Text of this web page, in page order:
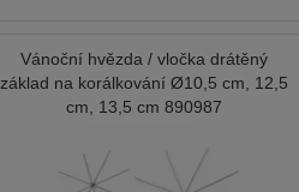
Vánoční hvězda / vločka drátěný
základ na korálkování Ø10,5 cm, 12,5
cm, 13,5 cm 890987